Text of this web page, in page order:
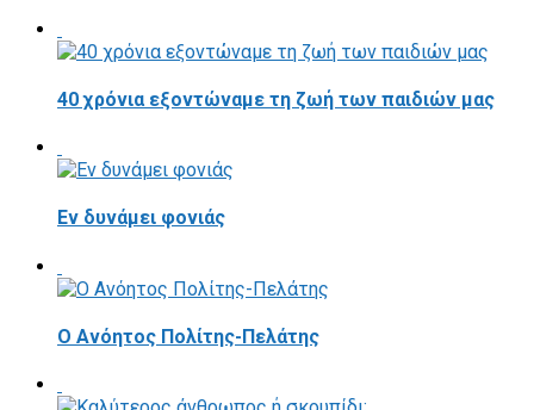
40 χρόνια εξοντώναμε τη ζωή των παιδιών μας
Εν δυνάμει φονιάς
Ο Ανόητος Πολίτης-Πελάτης